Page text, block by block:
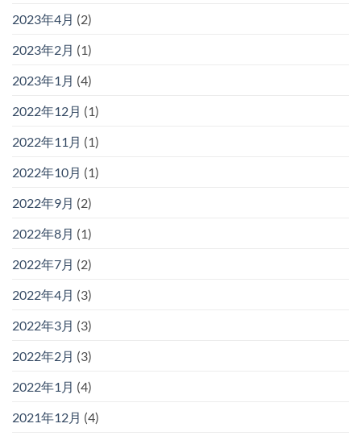
2023年4月 (2)
2023年2月 (1)
2023年1月 (4)
2022年12月 (1)
2022年11月 (1)
2022年10月 (1)
2022年9月 (2)
2022年8月 (1)
2022年7月 (2)
2022年4月 (3)
2022年3月 (3)
2022年2月 (3)
2022年1月 (4)
2021年12月 (4)